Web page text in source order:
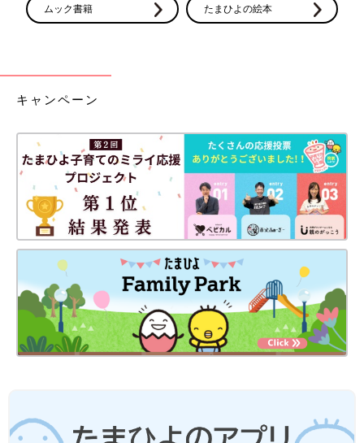
ムック書籍 たまひよの絵本
キャンペーン